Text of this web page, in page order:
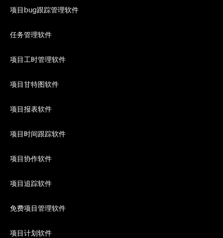
项目bug跟踪管理软件
任务管理软件
项目工时管理软件
项目甘特图软件
项目报表软件
项目时间跟踪软件
项目协作软件
项目追踪软件
免费项目管理软件
项目计划软件